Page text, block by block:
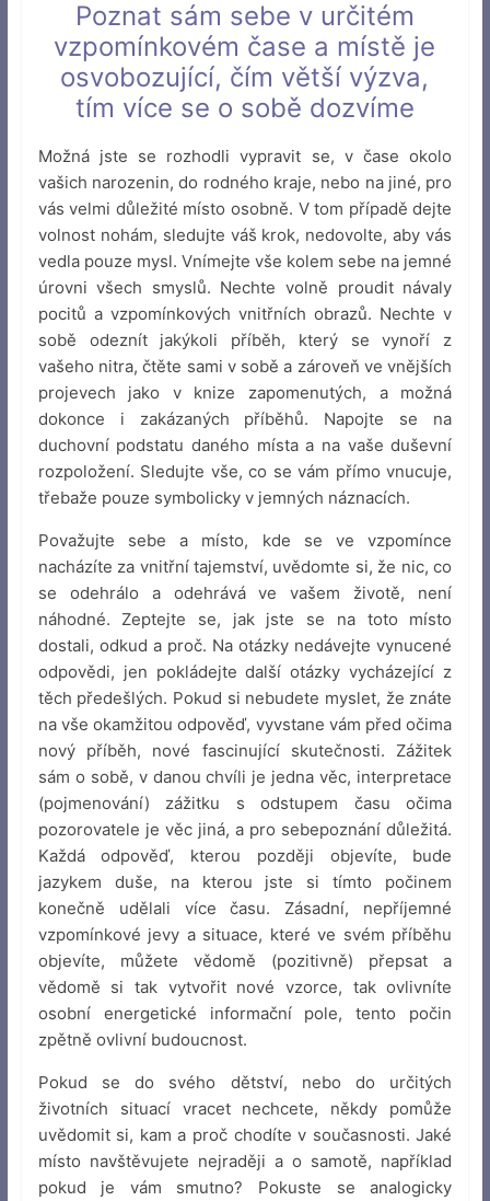
Poznat sám sebe v určitém
vzpomínkovém čase a místě je
osvobozující, čím větší výzva,
tím více se o sobě dozvíme
Možná jste se rozhodli vypravit se, v čase okolo
vašich narozenin, do rodného kraje, nebo na jiné, pro
vás velmi důležité místo osobně. V tom případě dejte
volnost nohám, sledujte váš krok, nedovolte, aby vás
vedla pouze mysl. Vnímejte vše kolem sebe na jemné
úrovni všech smyslů. Nechte volně proudit návaly
pocitů a vzpomínkových vnitřních obrazů. Nechte v
sobě odeznít jakýkoli příběh, který se vynoří z
vašeho nitra, čtěte sami v sobě a zároveň ve vnějších
projevech jako v knize zapomenutých, a možná
dokonce i zakázaných příběhů. Napojte se na
duchovní podstatu daného místa a na vaše duševní
rozpoložení. Sledujte vše, co se vám přímo vnucuje,
třebaže pouze symbolicky v jemných náznacích.
Považujte sebe a místo, kde se ve vzpomínce
nacházíte za vnitřní tajemství, uvědomte si, že nic, co
se odehrálo a odehrává ve vašem životě, není
náhodné. Zeptejte se, jak jste se na toto místo
dostali, odkud a proč. Na otázky nedávejte vynucené
odpovědi, jen pokládejte další otázky vycházející z
těch předešlých. Pokud si nebudete myslet, že znáte
na vše okamžitou odpověď, vyvstane vám před očima
nový příběh, nové fascinující skutečnosti. Zážitek
sám o sobě, v danou chvíli je jedna věc, interpretace
(pojmenování) zážitku s odstupem času očima
pozorovatele je věc jiná, a pro sebepoznání důležitá.
Každá odpověď, kterou později objevíte, bude
jazykem duše, na kterou jste si tímto počinem
konečně udělali více času. Zásadní, nepříjemné
vzpomínkové jevy a situace, které ve svém příběhu
objevíte, můžete vědomě (pozitivně) přepsat a
vědomě si tak vytvořit nové vzorce, tak ovlivníte
osobní energetické informační pole, tento počin
zpětně ovlivní budoucnost.
Pokud se do svého dětství, nebo do určitých
životních situací vracet nechcete, někdy pomůže
uvědomit si, kam a proč chodíte v současnosti. Jaké
místo navštěvujete nejraději a o samotě, například
pokud je vám smutno? Pokuste se analogicky